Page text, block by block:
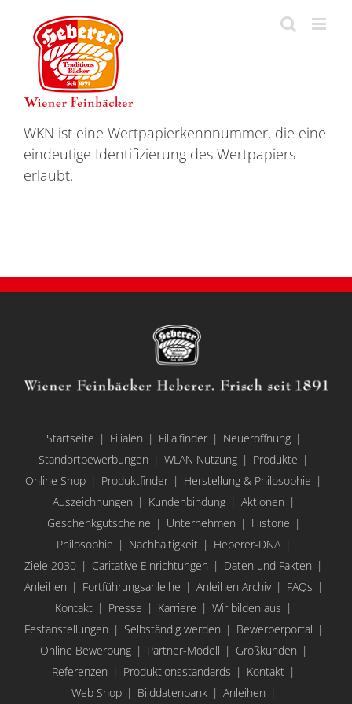
Inhalt
springen
WKN ist eine Wertpapierkennnummer, die eine
eindeutige Identifizierung des Wertpapiers
erlaubt.
Startseite Filialen Filialfinder
Neueröffnung
Standortbewerbungen
WLAN Nutzung
Produkte
Online Shop
Produktfinder
Herstellung & Philosophie
Auszeichnungen
Kundenbindung
Aktionen
Geschenkgutscheine
Unternehmen
Historie
Philosophie
Nachhaltigkeit
Heberer-DNA
Ziele 2030
Caritative Einrichtungen
Daten und Fakten
Anleihen
Fortführungsanleihe Anleihen Archiv
FAQs
Kontakt
Presse Karriere
Wir bilden aus
Festanstellungen
Selbständig werden
Bewerberportal
Online Bewerbung
Partner-Modell
Großkunden
Referenzen
Produktionsstandards
Kontakt
Web Shop
Bilddatenbank Anleihen